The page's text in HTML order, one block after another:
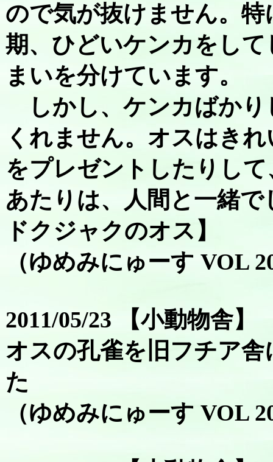
ので気が抜けません。
期、ひどいケンカをし
まいを分けています。
しかし、ケンカばかり
くれません。オスはき
をプレゼントしたりし
あたりは、人間と一緒
ドクジャクのオス】
（ゆめみにゅーす VOL
2011/05/23 【小動物舎】
オスの孔雀を旧フチア
た
（ゆめみにゅーす VOL